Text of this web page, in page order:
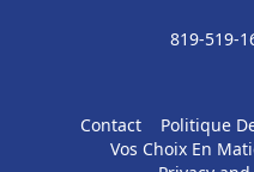
819-519-
Contact Politique
Vos Choix En